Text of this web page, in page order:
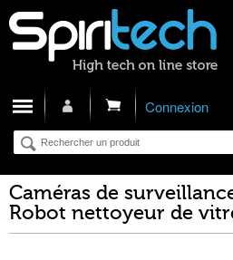
Connexion
Caméras de
Robot nettoyeur de